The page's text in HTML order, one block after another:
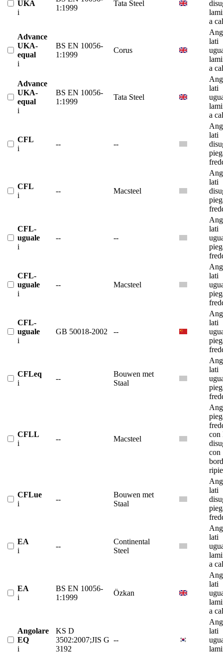
UKA
i
1:1999
Tata Steel
a
Advance
UKA-
equal
i
BS EN 10056-
1:1999
Corus
lati
a
Advance
UKA-
equal
i
BS EN 10056-
1:1999
Tata Steel
lati
a
CFL
i
-- --
lati
CFL
i
-- Macsteel
lati
CFL-
uguale
i
-- --
lati
CFL-
uguale
i
-- Macsteel
lati
CFL-
uguale
i
GB 50018-2002 --
lati
CFLeq
i
--
Bouwen met
Staal
lati
CFLL
i
-- Macsteel
con
con
CFLue
i
--
Bouwen met
Staal
lati
EA
i
--
Continental
Steel
lati
a
EA
i
BS EN 10056-
1:1999
Özkan
lati
a
Angolare
EQ
i
KS D
3502:2007;JIS G
3192
--
lati